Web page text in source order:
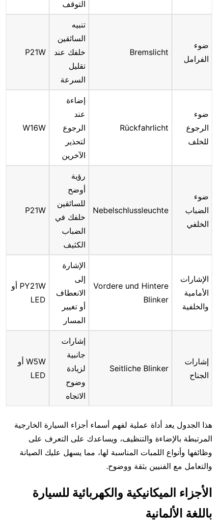
التوقف
ضوء
الفرامل
Bremslicht
تنبيه
السائقين
خلفك عند
تقليل
السرعة
P21W
ضوء
الرجوع
للخلف
Rückfahrlicht
إضاءة
عند
الرجوع
لتحذير
الآخرين
W16W
ضوء
الضباب
الخلفي
Nebelschlussleuchte
رؤية
أوضح
للسائقين
خلفك في
الضباب
الكثيف
P21W
الإشارات
الأمامية
والخلفية
Vordere und Hintere
Blinker
الإشارة
إلى
الانعطاف
أو تغيير
المسار
PY21W أو
LED
إشارات
الجناح
Seitliche Blinker
إشارات
جانبية
لزيادة
وضوح
الاتجاه
W5W أو
LED
هذا الجدول يعد أداة عملية لفهم أسماء أجزاء السيارة الخارجية
المرتبطة بالإضاءة والتنظيف، ويساعدك على التعرف على
وظائفها وأنواع اللمبات المناسبة لها، مما يسهل عليك الصيانة
والتعامل مع الفنيين بثقة ووضوح.
الأجزاء الميكانيكية والكهربائية للسيارة
باللغة الألمانية